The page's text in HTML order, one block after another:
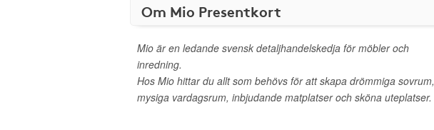
Om Mio Presentkort
Mio är en ledande svensk detaljhandelskedja för möbler och
inredning.
Hos Mio hittar du allt som behövs för att skapa drömmiga sovrum,
mysiga vardagsrum, inbjudande matplatser och sköna uteplatser.